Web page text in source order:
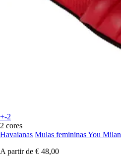
+-2
2 cores
Havaianas Mulas femininas You Milan
A partir de € 48,00